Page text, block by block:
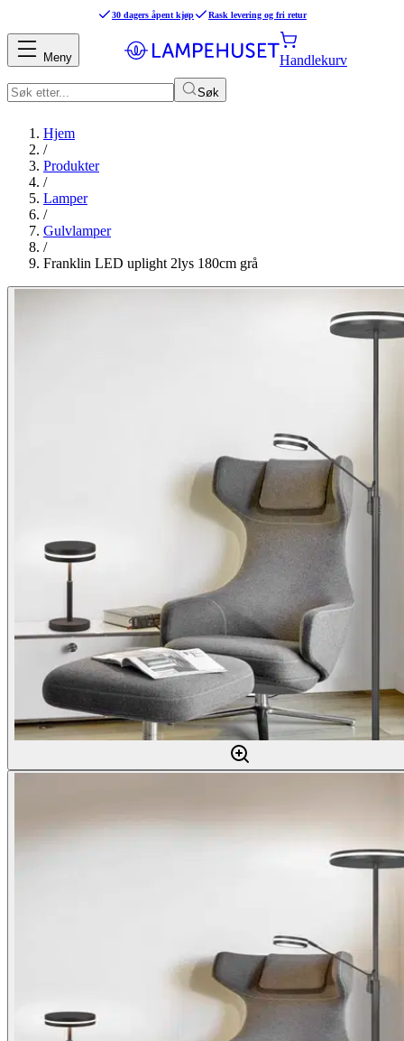
30 dagers åpent kjøp Rask levering og fri retur
Søk
Handlekurv
Meny
Hjem
/
Produkter
/
Lamper
/
Gulvlamper
/
Franklin LED uplight 2lys 180cm grå